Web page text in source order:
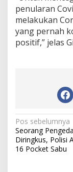
penularan
melakukan
yang pernah
positif,” jelas
N
a
v
Pos sebelumnya
Seorang
Diringkus, Polisi
16 Pocket Sabu